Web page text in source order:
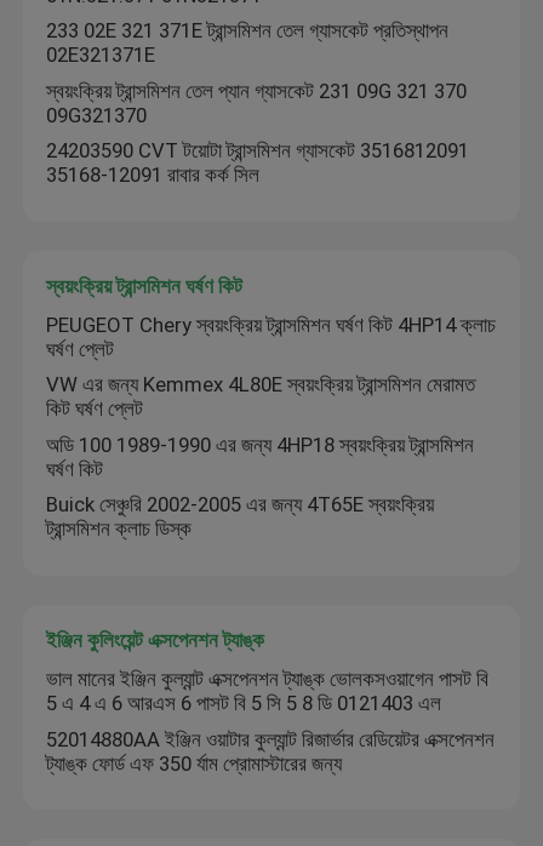
তেল প্যান গ্যাসকেট
স্বয়ংক্রিয় ট্রান্সমিশন ঘর্ষণ কিট
ভক্সওয়াগন অটো পার্টস
ইঞ্জিন ভালভ কভার
গাড়ির সম্প্রসারণ ট্যাংক
ট্রান্সমিশন খুচরা যন্ত্রাংশ
ইঞ্জিন খুচরা যন্ত্রাংশ
গাড়ির খুচরা যন্ত্রাংশ
233 02E 321 371E ট্রান্সমিশন তেল গ্যাসকেট প্রতিস্থাপন
02E321371E
স্বয়ংক্রিয় ট্রান্সমিশন তেল প্যান গ্যাসকেট 231 09G 321 370
09G321370
24203590 CVT টয়োটা ট্রান্সমিশন গ্যাসকেট 3516812091
35168-12091 রাবার কর্ক সিল
স্বয়ংক্রিয় ট্রান্সমিশন ঘর্ষণ কিট
PEUGEOT Chery স্বয়ংক্রিয় ট্রান্সমিশন ঘর্ষণ কিট 4HP14 ক্লাচ
ঘর্ষণ প্লেট
VW এর জন্য Kemmex 4L80E স্বয়ংক্রিয় ট্রান্সমিশন মেরামত
কিট ঘর্ষণ প্লেট
অডি 100 1989-1990 এর জন্য 4HP18 স্বয়ংক্রিয় ট্রান্সমিশন
ঘর্ষণ কিট
Buick সেঞ্চুরি 2002-2005 এর জন্য 4T65E স্বয়ংক্রিয়
ট্রান্সমিশন ক্লাচ ডিস্ক
ইঞ্জিন কুলিংয়েন্ট এক্সপেনশন ট্যাঙ্ক
ভাল মানের ইঞ্জিন কুল্যান্ট এক্সপেনশন ট্যাঙ্ক ভোলকসওয়াগেন পাসট বি
5 এ 4 এ 6 আরএস 6 পাসট বি 5 সি 5 8 ডি 0121403 এল
52014880AA ইঞ্জিন ওয়াটার কুল্যান্ট রিজার্ভার রেডিয়েটর এক্সপেনশন
ট্যাঙ্ক ফোর্ড এফ 350 র্যাম প্রোমাস্টারের জন্য